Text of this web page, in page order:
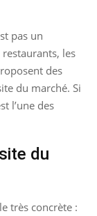
pas un
les
des
du marché. Si
l’une des
du
très concrète :